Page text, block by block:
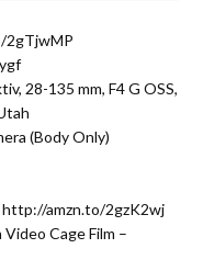
2gTjwMP
28-135 mm, F4 G OSS,
(Body Only)
http://amzn.to/2gzK2wj
Cage Film –